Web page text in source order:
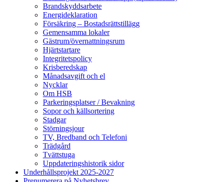
Brandskyddsarbete
Energideklaration
Försäkring – Bostadsrättstillägg
Gemensamma lokaler
Gästrum/övernattningsrum
Hjärtstartare
Integritetspolicy
Krisberedskap
Månadsavgift och el
Nycklar
Om HSB
Parkeringsplatser / Bevakning
Sopor och källsortering
Stadgar
Störningsjour
TV, Bredband och Telefoni
Trädgård
Tvättstuga
Uppdateringshistorik sidor
Underhållsprojekt 2025-2027